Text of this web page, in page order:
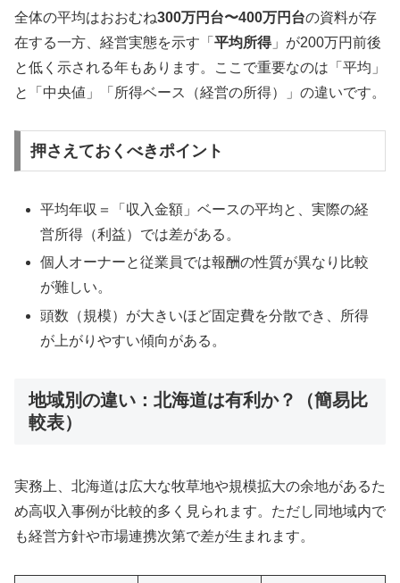
全体の平均はおおむね300万円台〜400万円台の資料が存
在する一方、経営実態を示す「 平均所得」が200万円前後
と低く示される年もあります。ここで重要なのは「平均」
と「中央値」「所得ベース（経営の所得）」の違いです。
押さえておくべきポイント
平均年収＝「収入金額」ベースの平均と、実際の経
営所得（利益）では差がある。
個人オーナーと従業員では報酬の性質が異なり比較
が難しい。
頭数（規模）が大きいほど固定費を分散でき、所得
が上がりやすい傾向がある。
地域別の違い：北海道は有利か？（簡易比
較表）
実務上、北海道は広大な牧草地や規模拡大の余地があるた
め高収入事例が比較的多く見られます。ただし同地域内で
も経営方針や市場連携次第で差が生まれます。